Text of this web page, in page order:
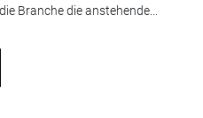
Branche die anstehende...